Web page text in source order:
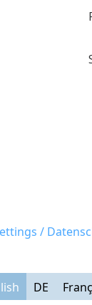
/
DE